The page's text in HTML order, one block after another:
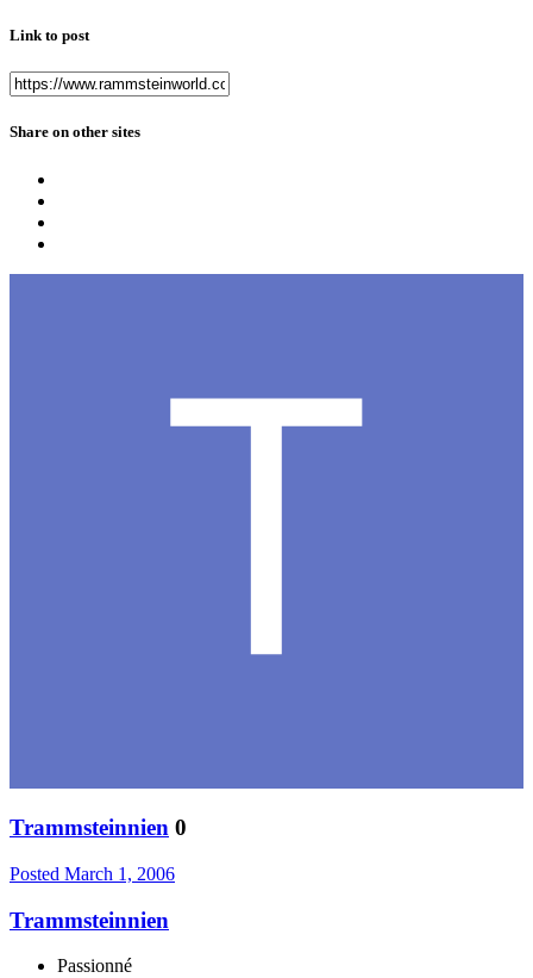
Link to post
Share on other sites
Trammsteinnien 0
Posted March 1, 2006
Trammsteinnien
Passionné